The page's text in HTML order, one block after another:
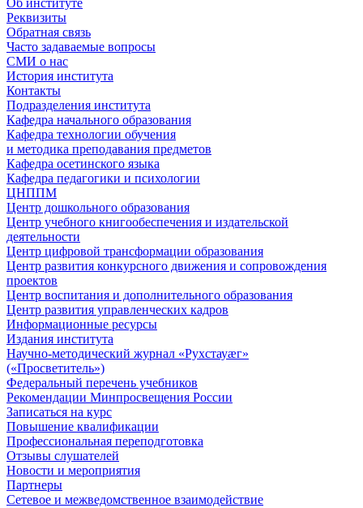
Об институте
Реквизиты
Обратная связь
Часто задаваемые вопросы
СМИ о нас
История института
Контакты
Подразделения института
Кафедра начального образования
Кафедра технологии обучения
и методика преподавания предметов
Кафедра осетинского языка
Кафедра педагогики и психологии
ЦНППМ
Центр дошкольного образования
Центр учебного книгообеспечения и издательской
деятельности
Центр цифровой трансформации образования
Центр развития конкурсного движения и сопровождения
проектов
Центр воспитания и дополнительного образования
Центр развития управленческих кадров
Информационные ресурсы
Издания института
Научно-методический журнал «Рухстауæг»
(«Просветитель»)
Федеральный перечень учебников
Рекомендации Минпросвещения России
Записаться на курс
Повышение квалификации
Профессиональная переподготовка
Отзывы слушателей
Новости и мероприятия
Партнеры
Сетевое и межведомственное взаимодействие